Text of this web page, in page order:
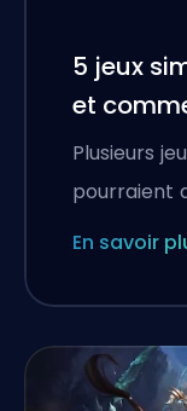
5 jeux
et
Plusieurs
pourraient
En savoir